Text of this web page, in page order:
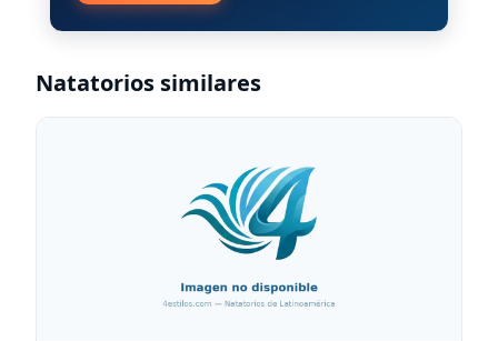
Natatorios similares